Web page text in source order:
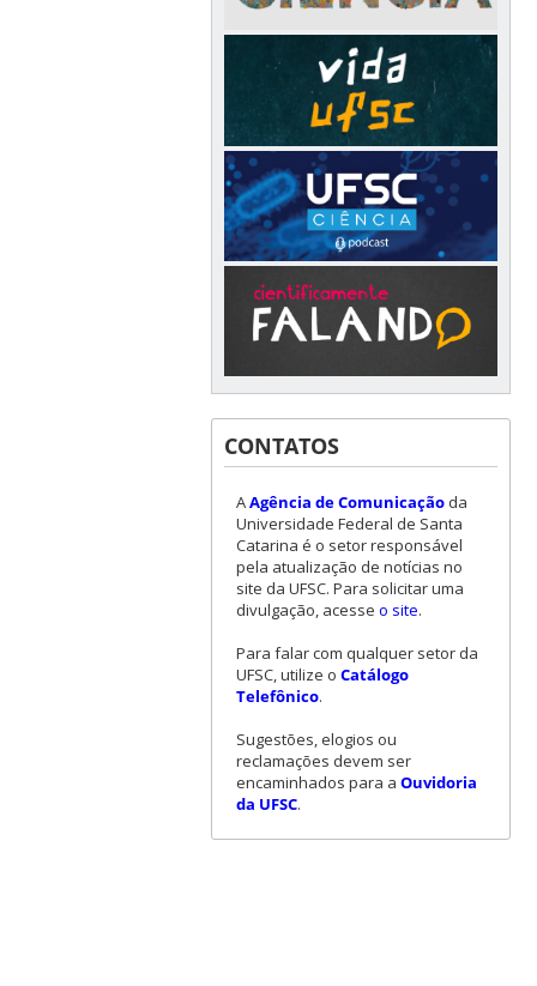
CONTATOS
AAgência de Comunicaçãoda
Universidade Federal de Santa
Catarina é o setor responsável
pela atualização de notícias no
site da UFSC. Para solicitar uma
divulgação, acesse o site.
Para falar com qualquer setor da
UFSC, utilize o Catálogo
Telefônico.
Sugestões, elogios ou
reclamações devem ser
encaminhados para a Ouvidoria
da UFSC.